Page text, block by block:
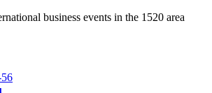
business events in the 1520 area